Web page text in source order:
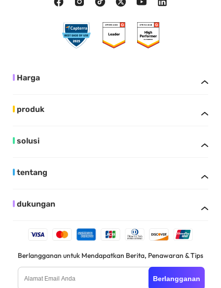
Harga
produk
solusi
tentang
dukungan
Berlangganan untuk Mendapatkan Berita, Penawaran & Tips
Berlangganan